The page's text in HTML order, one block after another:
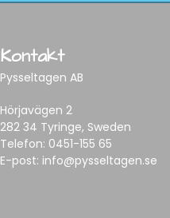
Kontakt
Pysseltagen AB
Hörjavägen 2
282 34 Tyringe, Sweden
Telefon: 0451-155 65
E-post: info@pysseltagen.se